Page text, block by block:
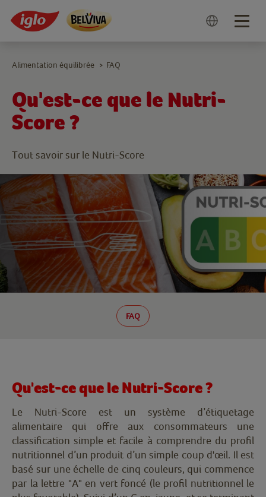
Qu'est-ce que le Nutri-
Score ?
Tout savoir sur le Nutri-Score
FAQ
Alimentation équilibrée > FAQ
Qu'est-ce que le Nutri-Score ?
Le Nutri-Score est un système d’étiquetage
alimentaire qui offre aux consommateurs une
classification simple et facile à comprendre du profil
nutritionnel d’un produit d’un simple coup d'œil. Il est
basé sur une échelle de cinq couleurs, qui commence
par la lettre "A" en vert foncé (le profil nutritionnel le